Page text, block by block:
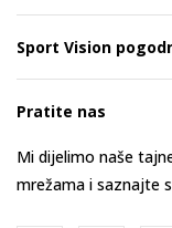
Sport Vision
Pratite nas
Mi dijelimo naše
mrežama i saznajte